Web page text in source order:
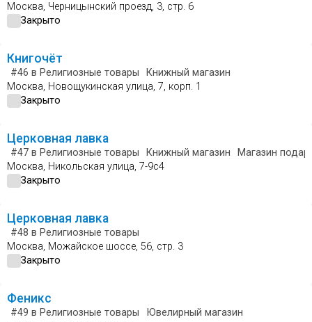
Москва, Черницынский проезд, 3, стр. 6
Закрыто
Книгочёт
#46 в Религиозные товары
Книжный магазин
Москва, Новощукинская улица, 7, корп. 1
Закрыто
Церковная лавка
#47 в Религиозные товары Книжный магазин
Магазин
Москва, Никольская улица, 7-9с4
Закрыто
Церковная лавка
#48 в Религиозные товары
Москва, Можайское шоссе, 56, стр. 3
Закрыто
Феникс
#49 в Религиозные товары
Ювелирный магазин